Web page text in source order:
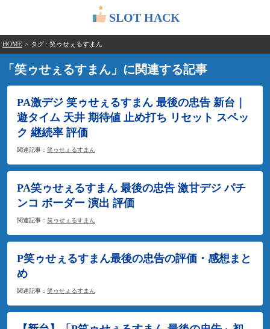
SLOT HACK
HOME > タグ : 笑ゥせぇるすまん
「笑ゥせぇるすまん」に関連する記事
PA激デジ 笑ゥせぇるすまん 最後の忠告 新台｜
遊タイム 天井 期待値 止め打ち リセット スペッ
ク 継続率 評価
関連記事： 笑ゥせぇるすまん
PA笑ゥせぇるすまん 最後の忠告 激甘デジ パチ
ンコ ボーダー 演出 評価
関連記事： 笑ゥせぇるすまん
P笑ゥせぇるすまん最後の忠告の評価・感想まと
め
関連記事： 笑ゥせぇるすまん